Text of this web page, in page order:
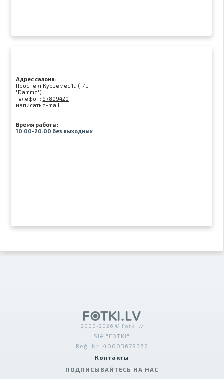
Адрес салона:
Проспект Курземес 1а (т/ц
"Damme")
телефон: 67809420
написать e-mail
Время работы:
10:00-20:00 без выходных
2000-2026 © Fotki.lv
SIA "FOTKI"
Reģ. Nr. 40003679362
Контакты
ПОДПИСЫВАЙТЕСЬ НА НАС